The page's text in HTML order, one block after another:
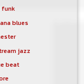
blues
jazz
beat
publique
sur le
vous
un
un/des